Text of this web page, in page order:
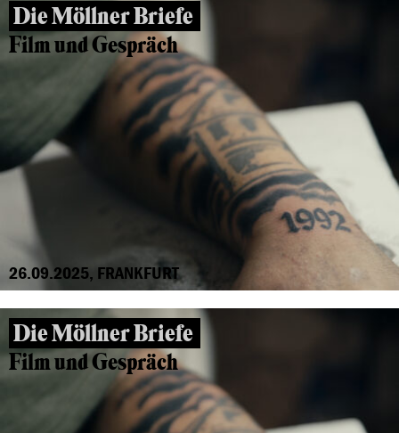
Die Möllner Briefe
Film und Gespräch
26.09.2025, FRANKFURT
Die Möllner Briefe
Film und Gespräch